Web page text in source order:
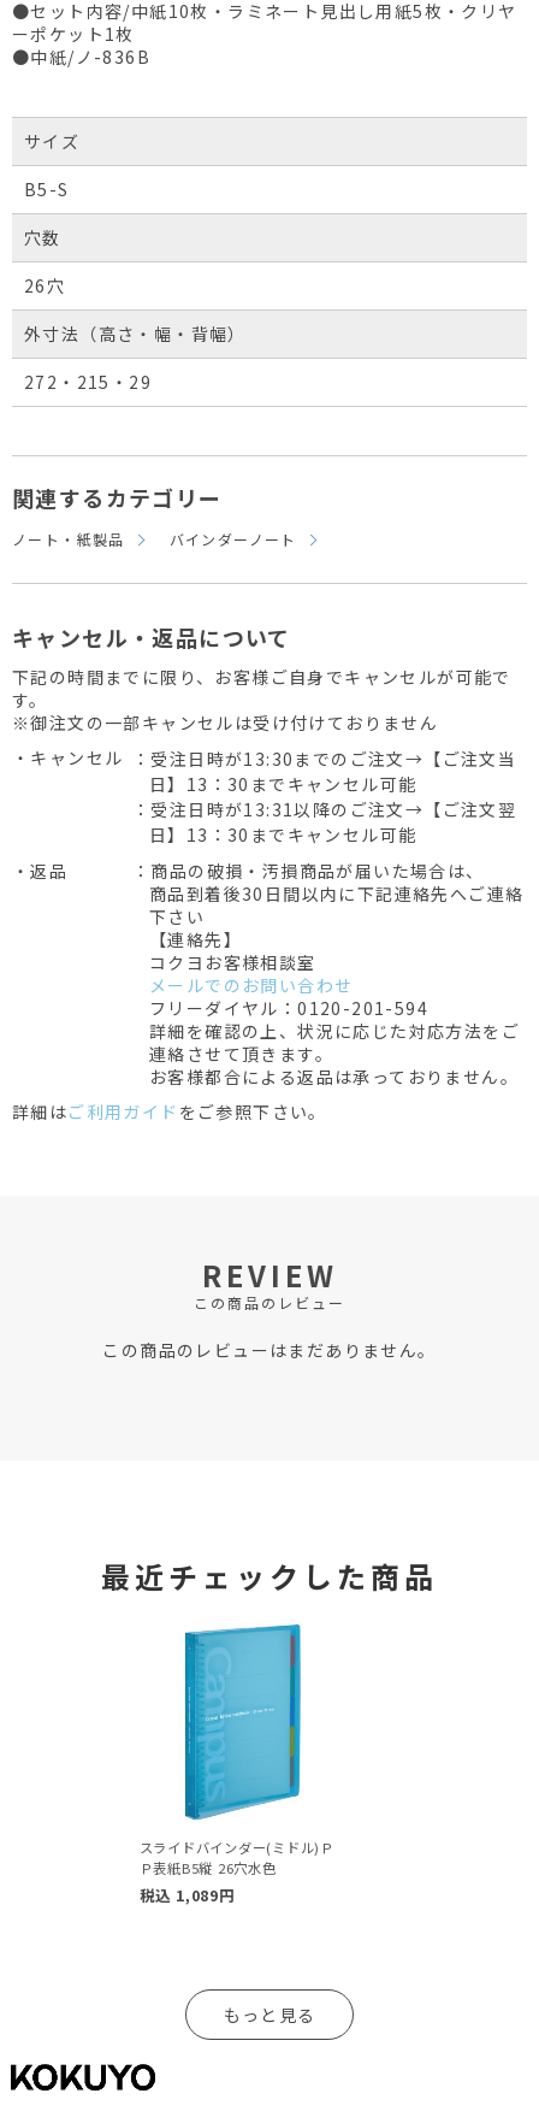
●セット内容/中紙10枚・ラミネート見出し用紙5枚・クリヤ
ーポケット1枚
●中紙/ノ-836B
サイズ
B5-S
穴数
26穴
外寸法（高さ・幅・背幅）
272・215・29
関連するカテゴリー
ノート・紙製品 バインダーノート
キャンセル・返品について
下記の時間までに限り、お客様ご自身でキャンセルが可能で
す。
※御注文の一部キャンセルは受け付けておりません
・キャンセル
：受注日時が13:30までのご注文→【ご注文当
日】13：30までキャンセル可能
：受注日時が13:31以降のご注文→【ご注文翌
日】13：30までキャンセル可能
・返品
：商品の破損・汚損商品が届いた場合は、
商品到着後30日間以内に下記連絡先へご連絡
下さい
【連絡先】
コクヨお客様相談室
メールでのお問い合わせ
フリーダイヤル：0120-201-594
詳細を確認の上、状況に応じた対応方法をご
連絡させて頂きます。
お客様都合による返品は承っておりません。
詳細はご利用ガイド をご参照下さい。
REVIEW
この商品のレビュー
この商品のレビューはまだありません。
最近チェックした商品
スライドバインダー(ミドル)Ｐ
Ｐ表紙B5縦 26穴水色
税込 1,089円
もっと見る